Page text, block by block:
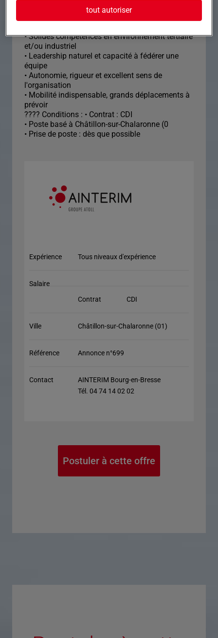
• Solides compétences en environnement tertiaire
et/ou industriel
• Leadership naturel et capacité à fédérer une
équipe
• Autonomie, rigueur et excellent sens de
l'organisation
• Mobilité indispensable, grands déplacements à
prévoir
???? Conditions : • Contrat : CDI
• Poste basé à Châtillon-sur-Chalaronne (0
• Prise de poste : dès que possible
Expérience Tous niveaux d'expérience
Salaire
Contrat
CDI
Ville Châtillon-sur-Chalaronne (01)
Référence Annonce n°699
Contact
AINTERIM Bourg-en-Bresse
Tél. 04 74 14 02 02
Postuler à cette offre
tout autoriser